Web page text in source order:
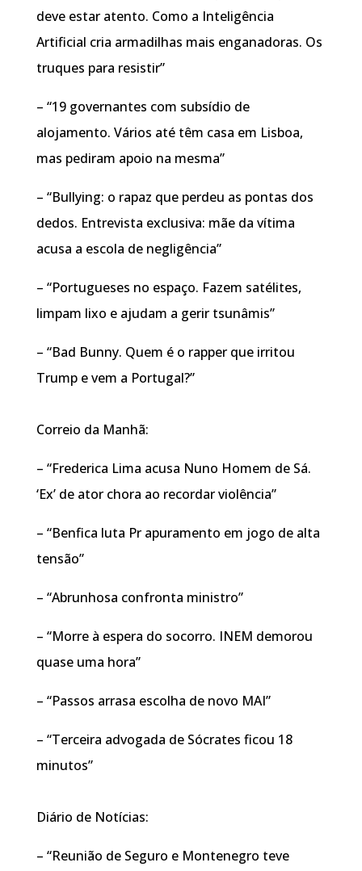
deve estar atento. Como a Inteligência
Artificial cria armadilhas mais enganadoras. Os
truques para resistir”
– “19 governantes com subsídio de
alojamento. Vários até têm casa em Lisboa,
mas pediram apoio na mesma”
– “Bullying: o rapaz que perdeu as pontas dos
dedos. Entrevista exclusiva: mãe da vítima
acusa a escola de negligência”
– “Portugueses no espaço. Fazem satélites,
limpam lixo e ajudam a gerir tsunâmis”
– “Bad Bunny. Quem é o rapper que irritou
Trump e vem a Portugal?”
Correio da Manhã:
– “Frederica Lima acusa Nuno Homem de Sá.
‘Ex’ de ator chora ao recordar violência”
– “Benfica luta Pr apuramento em jogo de alta
tensão”
– “Abrunhosa confronta ministro”
– “Morre à espera do socorro. INEM demorou
quase uma hora”
– “Passos arrasa escolha de novo MAI”
– “Terceira advogada de Sócrates ficou 18
minutos”
Diário de Notícias:
– “Reunião de Seguro e Montenegro teve